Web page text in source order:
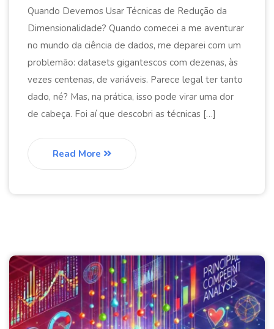
Quando Devemos Usar Técnicas de Redução da
Dimensionalidade? Quando comecei a me aventurar
no mundo da ciência de dados, me deparei com um
problemão: datasets gigantescos com dezenas, às
vezes centenas, de variáveis. Parece legal ter tanto
dado, né? Mas, na prática, isso pode virar uma dor
de cabeça. Foi aí que descobri as técnicas […]
Read More